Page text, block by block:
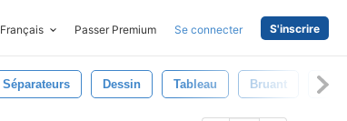
Français Passer Premium Se connecter S'inscrire
Séparateurs Dessin Tableau Bruant Cru